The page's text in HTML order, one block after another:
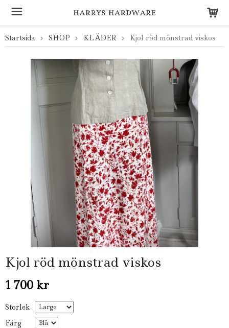
Startsida SHOP KLÄDER Kjol röd mönstrad viskos
Kjol röd mönstrad viskos
1 700 kr
Storlek
Färg